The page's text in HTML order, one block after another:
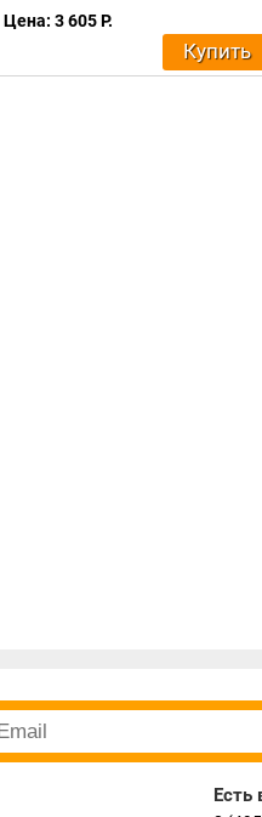
Цена: 3 605 Р.
Купить
Есть